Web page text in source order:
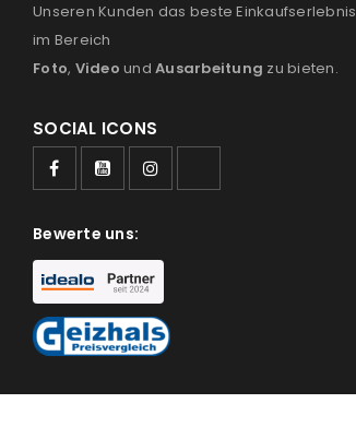
Unseren Kunden das beste Einkaufserlebnis
im Bereich
Foto, Video und Ausarbeitung zu bieten.
SOCIAL ICONS
Bewerte uns: